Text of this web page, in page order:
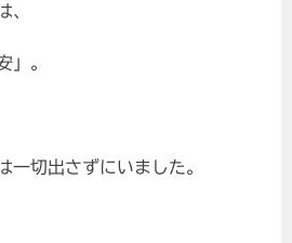
、
」。
一切出さずにいました。